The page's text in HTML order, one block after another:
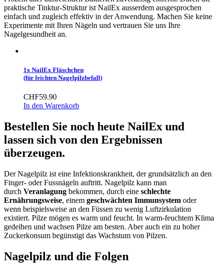
praktische Tinktur-Struktur ist NailEx ausserdem ausgesprochen
einfach und zugleich effektiv in der Anwendung. Machen Sie keine
Experimente mit Ihren Nägeln und vertrauen Sie uns Ihre
Nagelgesundheit an.
1x NailEx Fläschchen
(für leichten Nagelpilzbefall)
CHF59.90
In den Warenkorb
Bestellen Sie noch heute NailEx und
lassen sich von den Ergebnissen
überzeugen.
Der Nagelpilz ist eine Infektionskrankheit, der grundsätzlich an den
Finger- oder Fussnägeln auftritt. Nagelpilz kann man
durch Veranlagung bekommen, durch eine schlechte
Ernährungsweise, einem geschwächten Immunsystem oder
wenn beispielsweise an den Füssen zu wenig Luftzirkulation
existiert. Pilze mögen es warm und feucht. In warm-feuchtem Klima
gedeihen und wachsen Pilze am besten. Aber auch ein zu hoher
Zuckerkonsum begünstigt das Wachstum von Pilzen.
Nagelpilz und die Folgen